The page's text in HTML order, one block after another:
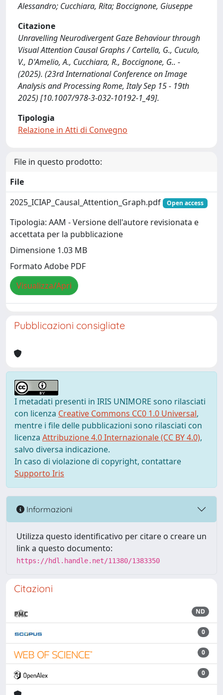
Alessandro; Cucchiara, Rita; Boccignone, Giuseppe
Citazione
Unravelling Neurodivergent Gaze Behaviour through
Visual Attention Causal Graphs / Cartella, G., Cuculo,
V., D'Amelio, A., Cucchiara, R., Boccignone, G.. -
(2025). (23rd International Conference on Image
Analysis and Processing Rome, Italy Sep 15 - 19th
2025) [10.1007/978-3-032-10192-1_49].
Tipologia
Relazione in Atti di Convegno
File in questo prodotto:
File
2025_ICIAP_Causal_Attention_Graph.pdf
Open access
Tipologia: AAM - Versione dell'autore revisionata e
accettata per la pubblicazione
Dimensione 1.03 MB
Formato Adobe PDF
Visualizza/Apri
Pubblicazioni consigliate
I metadati presenti in IRIS UNIMORE sono rilasciati
con licenza Creative Commons CC0 1.0 Universal,
mentre i file delle pubblicazioni sono rilasciati con
licenza Attribuzione 4.0 Internazionale (CC BY 4.0),
salvo diversa indicazione.
In caso di violazione di copyright, contattare
Supporto Iris
Informazioni
Utilizza questo identificativo per citare o creare un
link a questo documento:
https://hdl.handle.net/11380/1383350
Citazioni
ND
0
0
0